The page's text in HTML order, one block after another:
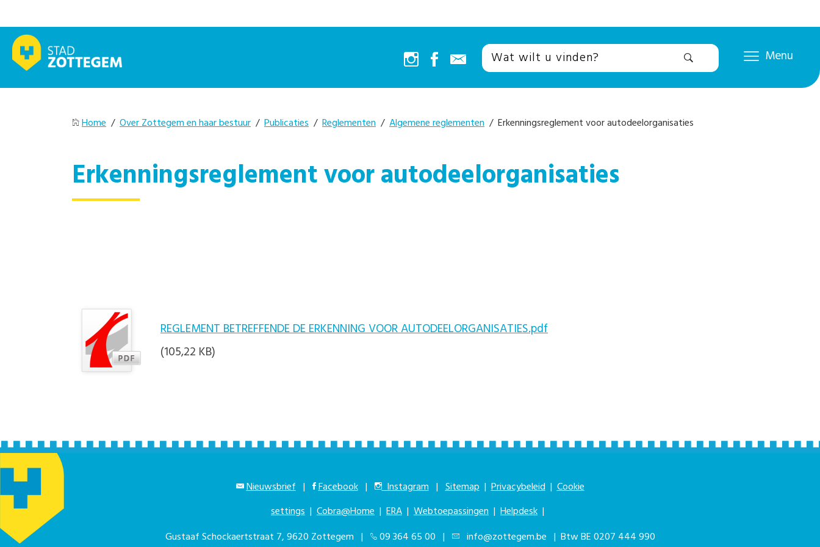
Menu
Home / Over Zottegem en haar bestuur / Publicaties / Reglementen / Algemene reglementen / Erkenningsreglement voor autodeelorganisaties
Erkenningsreglement voor autodeelorganisaties
REGLEMENT BETREFFENDE DE ERKENNING VOOR AUTODEELORGANISATIES.pdf
(105,22 KB)
Nieuwsbrief | Facebook | Instagram | Sitemap |Privacybeleid |Cookie
settings | Cobra@Home | ERA | Webtoepassingen | Helpdesk |
Gustaaf Schockaertstraat 7, 9620 Zottegem |
09 364 65 00 | info@zottegem.be | Btw BE 0207 444 990